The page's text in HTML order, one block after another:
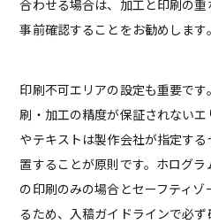
合わせる場合は、加工と印刷の
事前確認することをお勧めします。
印刷不可エリアの設定も重要で
刷・加工の精度が保証されない
やテキストは製作会社が指定す
置することが原則です。ホログ
の印刷のみの場合とセーフティ
るため、入稿ガイドラインで必ず